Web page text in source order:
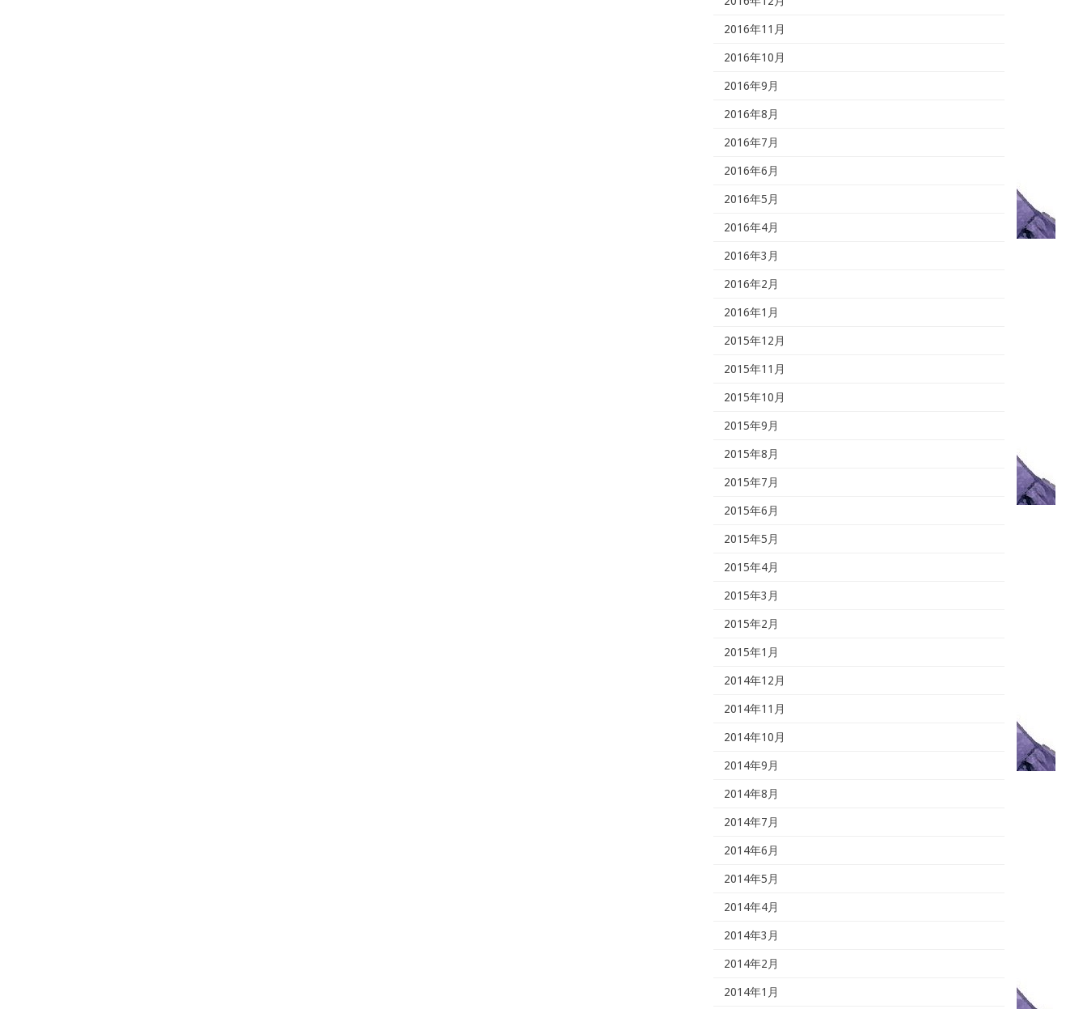
2016年11月
2016年10月
2016年9月
2016年8月
2016年7月
2016年6月
2016年5月
2016年4月
2016年3月
2016年2月
2016年1月
2015年12月
2015年11月
2015年10月
2015年9月
2015年8月
2015年7月
2015年6月
2015年5月
2015年4月
2015年3月
2015年2月
2015年1月
2014年12月
2014年11月
2014年10月
2014年9月
2014年8月
2014年7月
2014年6月
2014年5月
2014年4月
2014年3月
2014年2月
2014年1月